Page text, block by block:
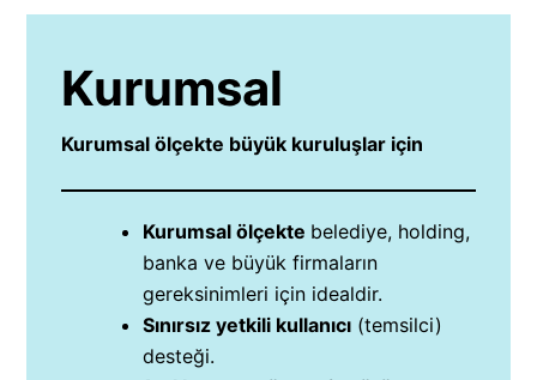
Kurumsal
Kurumsal ölçekte büyük kuruluşlar için
Kurumsal ölçekte belediye, holding,
banka ve büyük firmaların
gereksinimleri için idealdir.
Sınırsız yetkili kullanıcı (temsilci)
desteği.